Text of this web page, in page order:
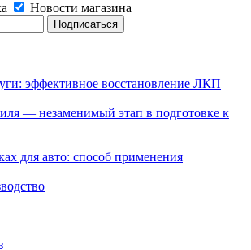
Новости магазина
эффективное восстановление ЛКП
— незаменимый этап в подготовке к
для авто: способ применения